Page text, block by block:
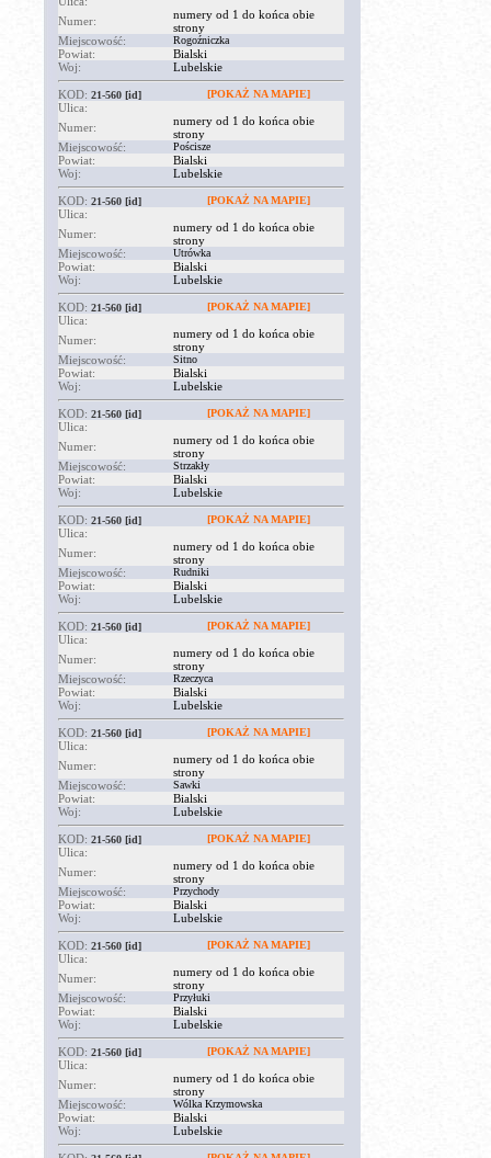
Numer:
numery od 1 do końca obie
strony
Miejscowość:
Rogoźniczka
Powiat:
Bialski
Woj:
Lubelskie
KOD: 21-560 [id] [POKAŻ NA MAPIE]
Ulica:
Numer:
numery od 1 do końca obie
strony
Miejscowość:
Pościsze
Powiat:
Bialski
Woj:
Lubelskie
KOD: 21-560 [id] [POKAŻ NA MAPIE]
Ulica:
Numer:
numery od 1 do końca obie
strony
Miejscowość:
Utrówka
Powiat:
Bialski
Woj:
Lubelskie
KOD: 21-560 [id] [POKAŻ NA MAPIE]
Ulica:
Numer:
numery od 1 do końca obie
strony
Miejscowość:
Sitno
Powiat:
Bialski
Woj:
Lubelskie
KOD: 21-560 [id] [POKAŻ NA MAPIE]
Ulica:
Numer:
numery od 1 do końca obie
strony
Miejscowość:
Strzakły
Powiat:
Bialski
Woj:
Lubelskie
KOD: 21-560 [id] [POKAŻ NA MAPIE]
Ulica:
Numer:
numery od 1 do końca obie
strony
Miejscowość:
Rudniki
Powiat:
Bialski
Woj:
Lubelskie
KOD: 21-560 [id] [POKAŻ NA MAPIE]
Ulica:
Numer:
numery od 1 do końca obie
strony
Miejscowość:
Rzeczyca
Powiat:
Bialski
Woj:
Lubelskie
KOD: 21-560 [id] [POKAŻ NA MAPIE]
Ulica:
Numer:
numery od 1 do końca obie
strony
Miejscowość:
Sawki
Powiat:
Bialski
Woj:
Lubelskie
KOD: 21-560 [id] [POKAŻ NA MAPIE]
Ulica:
Numer:
numery od 1 do końca obie
strony
Miejscowość:
Przychody
Powiat:
Bialski
Woj:
Lubelskie
KOD: 21-560 [id] [POKAŻ NA MAPIE]
Ulica:
Numer:
numery od 1 do końca obie
strony
Miejscowość:
Przyłuki
Powiat:
Bialski
Woj:
Lubelskie
KOD: 21-560 [id] [POKAŻ NA MAPIE]
Ulica:
Numer:
numery od 1 do końca obie
strony
Miejscowość:
Wólka Krzymowska
Powiat:
Bialski
Woj:
Lubelskie